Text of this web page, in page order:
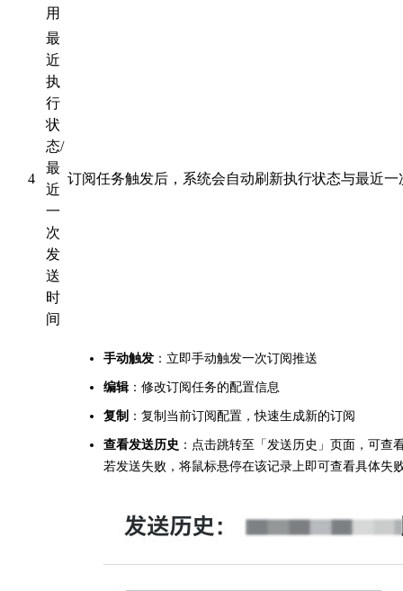
用
4
最
近
执
行
状
态/
最
近
一
次
发
送
时
间
订阅任务触发后，系统会自动刷新执行状态与最近一
手动触发 ：立即手动触发一次订阅推送
编辑 ：修改订阅任务的配置信息
复制 ：复制当前订阅配置，快速生成新的订阅
查看发送历史 ：点击跳转至「发送历史」页面，可
若发送失败，将鼠标悬停在该记录上即可查看具体失